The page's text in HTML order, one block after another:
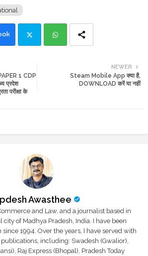
tte
NEWER
Steam Mobile App क्या है,
DOWNLOAD करें या नहीं
1 CDP
प्रदेश
परीक्षा के
Awasthee
and Law, and a journalist based in
city of Madhya Pradesh, India. I have been
1994. Over the years, I have served with
including: Swadesh (Gwalior),
Raj Express (Bhopal), Pradesh Today